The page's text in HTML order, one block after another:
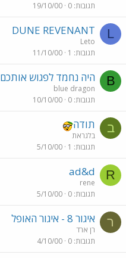
תגובות 0
19/10/00
L
DUNE REVENANT
Leto
תגובות 1
11/10/00
B היה נחמד לפגוש אותכם
blue dragon
תגובות 0
10/10/00
ב תודה
בלגראת
תגובות 1
5/10/00
R
ad&d
rene
תגובות 0
5/10/00
ר איגור 8 - איגור האופל
רן ארד
תגובות 0
4/10/00